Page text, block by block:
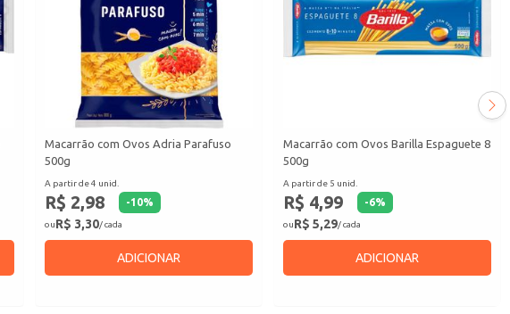
Macarrão com Ovos Adria Parafuso
500g
A partir de 4 unid.
R$ 2,98 -10%
ouR$ 3,30/ cada
ADICIONAR
Macarrão com Ovos Barilla Espaguete 8
500g
A partir de 5 unid.
R$ 4,99 -6%
ouR$ 5,29/ cada
ADICIONAR